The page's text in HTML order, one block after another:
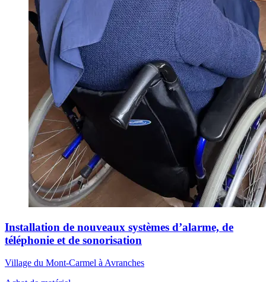
Installation de nouveaux systèmes d’alarme, de
téléphonie et de sonorisation
Village du Mont-Carmel à Avranches